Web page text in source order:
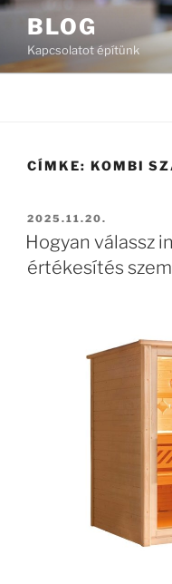
Tartalomhoz
BLOG
Kapcsolatot építünk
CÍMKE: KOMBI
BEKÜLDVE:
2025.11.20.
Hogyan válassz
értékesítés